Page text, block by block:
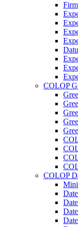
COLOP
COLOP